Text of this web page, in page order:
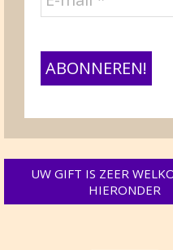
UW GIFT IS ZEER
HIERONDER